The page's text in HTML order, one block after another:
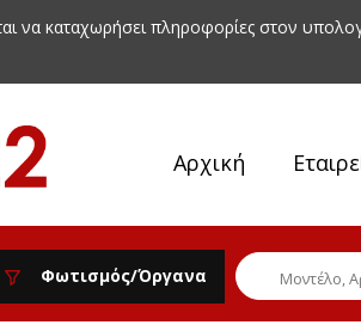
να καταχωρήσει πληροφορίες στον
Αρχική
Φωτισμός/Όργανα